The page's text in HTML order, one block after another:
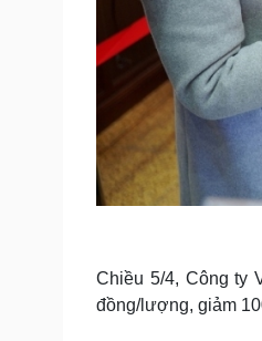
Chiều 5/4, Công ty
đồng/lượng, giảm